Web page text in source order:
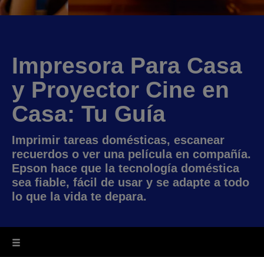
Impresora Para Casa
y Proyector Cine en
Casa: Tu Guía
Imprimir tareas domésticas, escanear
recuerdos o ver una película en compañía.
Epson hace que la tecnología doméstica
sea fiable, fácil de usar y se adapte a todo
lo que la vida te depara.